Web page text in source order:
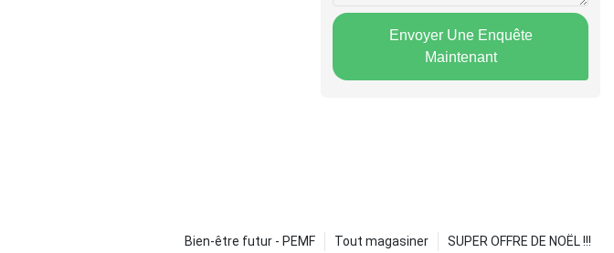
Envoyer Une Enquête
Maintenant
SUPER OFFRE DE NOËL !!!
Tout magasiner
Bien-être futur - PEMF